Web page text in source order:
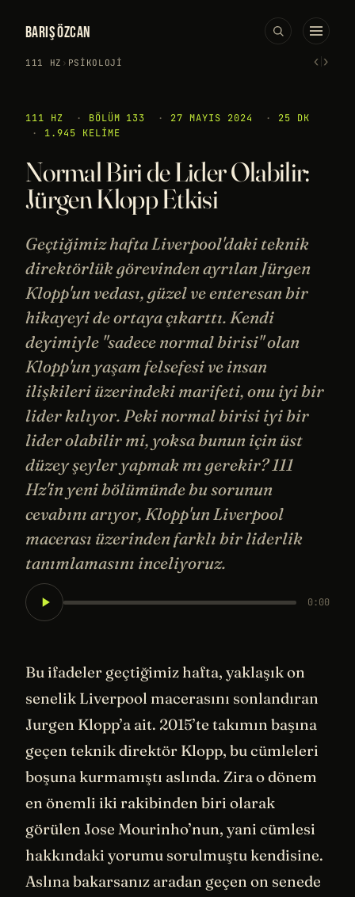
BARIŞ ÖZCAN
111 HZ › PSIKOLOJI ‹›
111 HZ · BÖLÜM 133 · 27 MAYIS 2024 ·
25 DK
·
1.945 KELIME
Normal Biri de Lider Olabilir:
Jürgen Klopp Etkisi
Geçtiğimiz hafta Liverpool'daki teknik
direktörlük görevinden ayrılan Jürgen
Klopp'un vedası, güzel ve enteresan bir
hikayeyi de ortaya çıkarttı. Kendi
deyimiyle "sadece normal birisi" olan
Klopp'un yaşam felsefesi ve insan
ilişkileri üzerindeki marifeti, onu iyi bir
lider kılıyor. Peki normal birisi iyi bir
lider olabilir mi, yoksa bunun için üst
düzey şeyler yapmak mı gerekir? 111
Hz'in yeni bölümünde bu sorunun
cevabını arıyor, Klopp'un Liverpool
macerası üzerinden farklı bir liderlik
tanımlamasını inceliyoruz.
0:00
Bu ifadeler geçtiğimiz hafta, yaklaşık on
senelik Liverpool macerasını sonlandıran
Jurgen Klopp’a ait. 2015’te takımın başına
geçen teknik direktör Klopp, bu cümleleri
boşuna kurmamıştı aslında. Zira o dönem
en önemli iki rakibinden biri olarak
görülen Jose Mourinho’nun, yani cümlesi
hakkındaki yorumu sorulmuştu kendisine.
Aslına bakarsanız aradan geçen on senede